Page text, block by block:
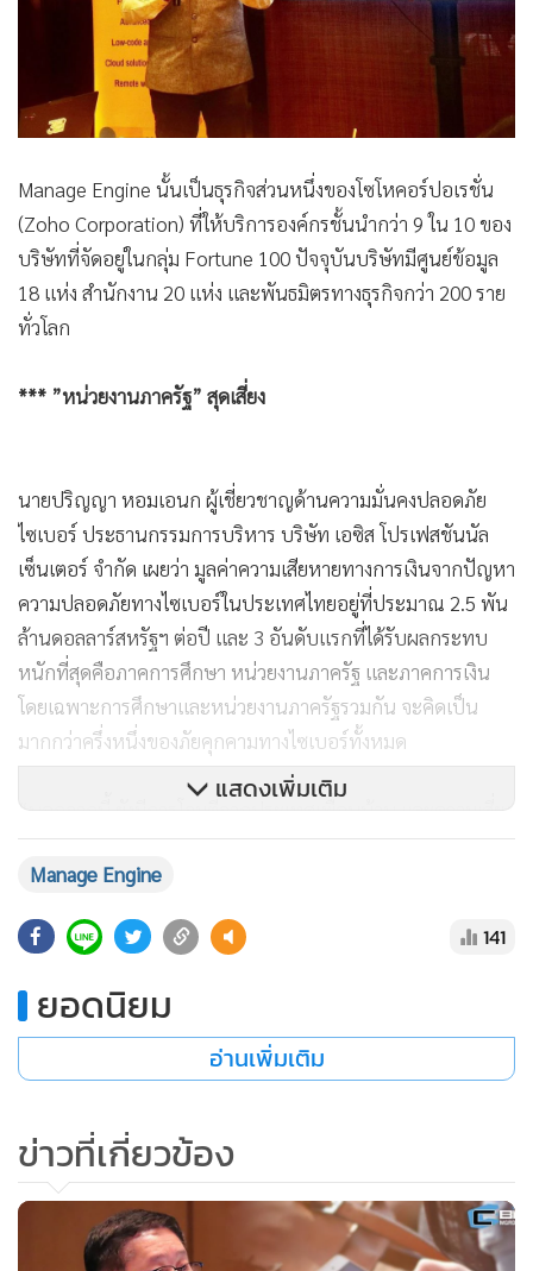
Manage Engine นั้นเป็นธุรกิจส่วนหนึ่งของโซโหคอร์ปอเรชั่น
(Zoho Corporation) ที่ให้บริการองค์กรชั้นนำกว่า 9 ใน 10 ของ
บริษัทที่จัดอยู่ในกลุ่ม Fortune 100 ปัจจุบันบริษัทมีศูนย์ข้อมูล
18 แห่ง สำนักงาน 20 แห่ง และพันธมิตรทางธุรกิจกว่า 200 ราย
ทั่วโลก
*** ”หน่วยงานภาครัฐ” สุดเสี่ยง
นายปริญญา หอมเอนก ผู้เชี่ยวชาญด้านความมั่นคงปลอดภัย
ไซเบอร์ ประธานกรรมการบริหาร บริษัท เอซิส โปรเฟสชันนัล
เซ็นเตอร์ จำกัด เผยว่า มูลค่าความเสียหายทางการเงินจากปัญหา
ความปลอดภัยทางไซเบอร์ในประเทศไทยอยู่ที่ประมาณ 2.5 พัน
ล้านดอลลาร์สหรัฐฯ ต่อปี และ 3 อันดับแรกที่ได้รับผลกระทบ
หนักที่สุดคือภาคการศึกษา หน่วยงานภาครัฐ และภาคการเงิน
โดยเฉพาะการศึกษาและหน่วยงานภาครัฐรวมกัน จะคิดเป็น
มากกว่าครึ่งหนึ่งของภัยคุกคามทางไซเบอร์ทั้งหมด
“นอกจากนี้ ยังมีการโจมตีจากประเทศเพื่อนบ้าน และความเสี่ยง
ในห่วงโซ่อุปทาน (supply chain risk) เราจำเป็นต้องยกระดับ
ทักษะ (upskill) และปรับทักษะใหม่ (reskill) ของบุคลากร มิ
ฉะนั้นอาจส่งผลกระทบต่อตำแหน่งงานในอนาคต”
แสดงเพิ่มเติม
Manage Engine
141
ยอดนิยม
อ่านเพิ่มเติม
ข่าวที่เกี่ยวข้อง